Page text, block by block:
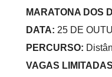
MARATONA DOS
DATA: 25 DE
PERCURSO:
VAGAS LIMITADAS